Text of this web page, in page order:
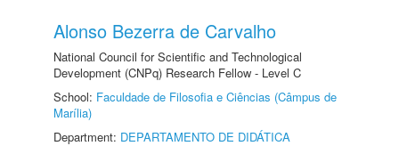
Alonso Bezerra de Carvalho
National Council for Scientific and Technological
Development (CNPq) Research Fellow - Level C
School: Faculdade de Filosofia e Ciências (Câmpus de
Marília)
Department: DEPARTAMENTO DE DIDÁTICA